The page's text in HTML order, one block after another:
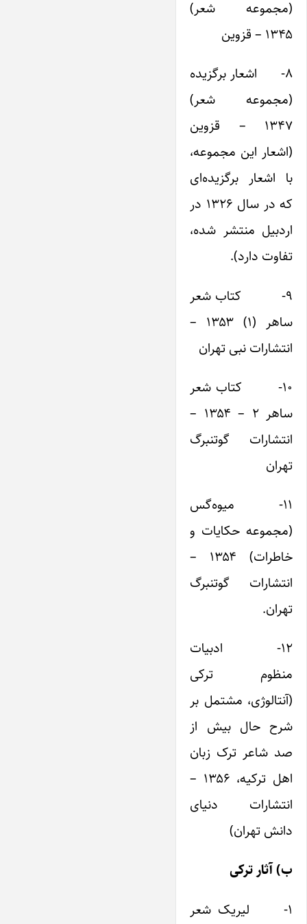
(مجموعه شعر)
۱۳۴۵ – قزوین
۸- اشعار برگزیده
(مجموعه شعر)
۱۳۴۷ – قزوین
(اشعار این مجموعه،
با اشعار برگزیده‌ای
که در سال ۱۳۲۶ در
اردبیل منتشر شده،
تفاوت دارد).
۹- کتاب شعر
ساهر (۱) ۱۳۵۳ –
انتشارات نبی تهران
۱۰- کتاب شعر
ساهر ۲ – ۱۳۵۴ –
انتشارات گوتنبرگ
تهران
۱۱- میوه‌گس
(مجموعه حکایات و
خاطرات) ۱۳۵۴ –
انتشارات گوتنبرگ
تهران.
۱۲- ادبیات
منظوم ترکی
(آنتالوژی، مشتمل بر
شرح حال بیش از
صد شاعر ترک زبان
اهل ترکیه، ۱۳۵۶ –
انتشارات دنیای
دانش تهران)
ب)آثار ترکی
۱- لیریک شعر